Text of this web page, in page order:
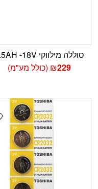
סוללה מילווקי 1.5AH -18V
₪229 (כולל מע"מ)